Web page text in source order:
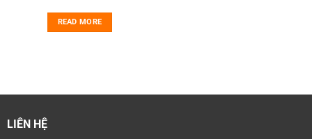
READ MORE
LIÊN HỆ